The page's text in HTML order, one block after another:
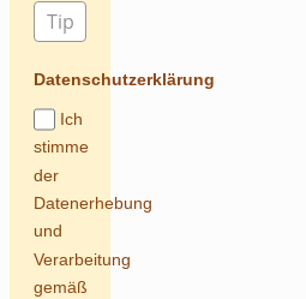
Datenschutzerklärung
Ich
stimme
der
Datenerhebung
und
Verarbeitung
gemäß